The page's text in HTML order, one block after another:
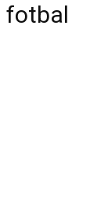
fotbal